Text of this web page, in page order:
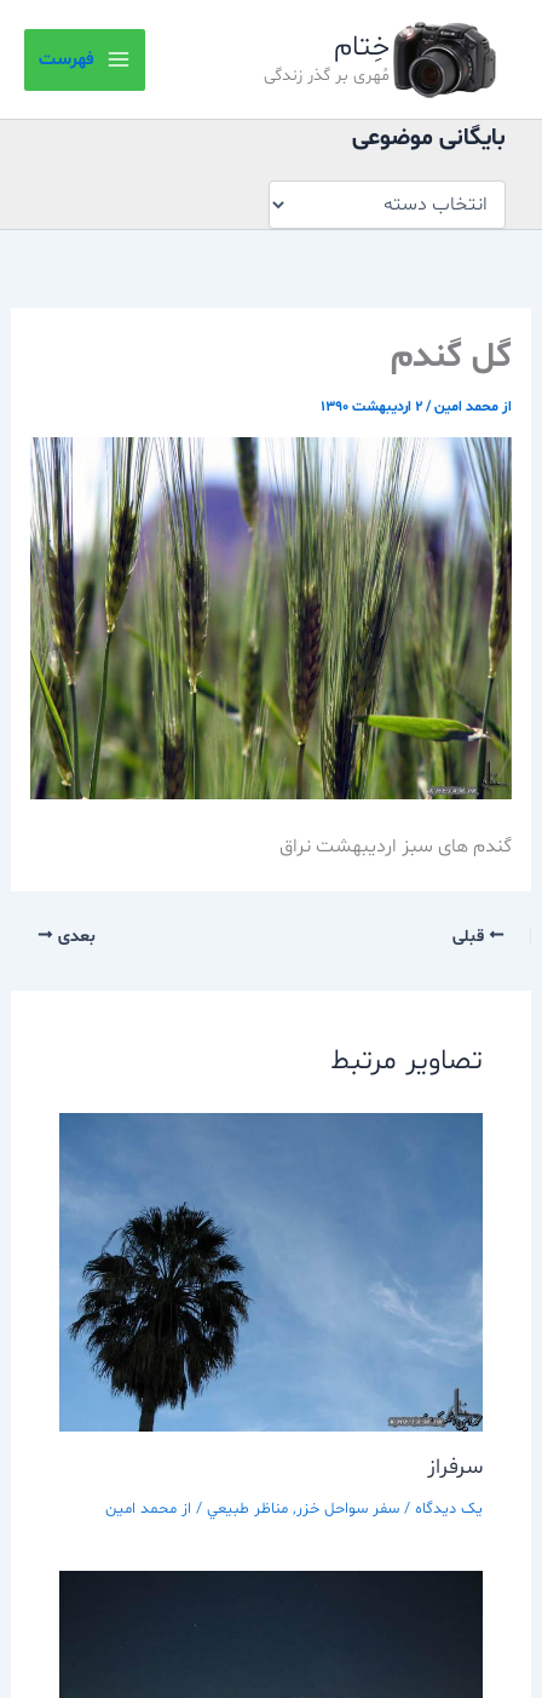
خِتام
مُهری بر گذر زندگی
فهرست
بایگانی موضوعی
موضوعی
گل گندم
از محمد امین/۲ اردیبهشت ۱۳۹۰
گندم های سبز اردیبهشت نراق
قبلی بعدی
تصاویر مرتبط
سرفراز
یک دیدگاه / سفر سواحل خزر, مناظر طبيعي/ از محمد امین